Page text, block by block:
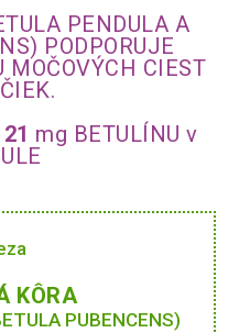
E-SHOP
PENDULA A
PODPORUJE
MOČOVÝCH CIEST
21 mg BETULÍNU v
KÔRA
PUBENCENS)